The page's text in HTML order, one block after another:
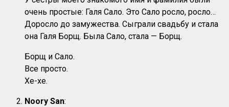
очень простые: Галя Сало. Это Сало росло, росло…
Доросло до замужества. Сыграли свадьбу и стала
она Галя Борщ. Была Сало, стала — Борщ.
Борщ и Сало.
Все просто.
Хе-хе.
Noory San: